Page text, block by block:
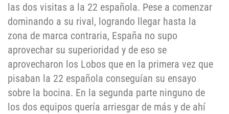
las dos visitas a la 22 española. Pese a comenzar
dominando a su rival, logrando llegar hasta la
zona de marca contraria, España no supo
aprovechar su superioridad y de eso se
aprovecharon los Lobos que en la primera vez que
pisaban la 22 española conseguían su ensayo
sobre la bocina. En la segunda parte ninguno de
los dos equipos quería arriesgar de más y de ahí